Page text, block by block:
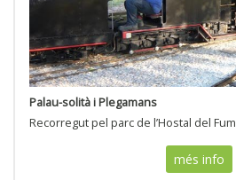
Palau-solità i Plegamans
Recorregut pel parc de l’Hostal del Fum
més info